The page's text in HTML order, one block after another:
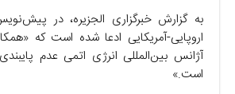
به گزارش خبرگزاری الجزیره، در
اروپایی-آمریکایی ادعا شده است که
آژانس بین‌المللی انرژی اتمی عدم
است.»